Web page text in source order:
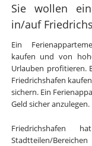
Sie wollen ein
in/auf
Ein
kaufen und von
Urlauben profitieren.
Friedrichshafen
sichern. Ein
Geld sicher anzulegen.
Friedrichshafen
Stadtteilen/Bereichen